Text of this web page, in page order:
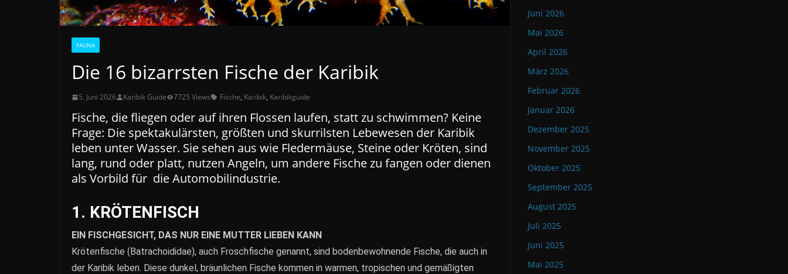
FAUNA
Die 16 bizarrsten Fische der Karibik
5. Juni 2026 Karibik Guide 7725 Views Fische, Karibik, Karibikguide
Fische, die fliegen oder auf ihren Flossen laufen, statt zu schwimmen? Keine
Frage: Die spektakulärsten, größten und skurrilsten Lebewesen der Karibik
leben unter Wasser. Sie sehen aus wie Fledermäuse, Steine oder Kröten, sind
lang, rund oder platt, nutzen Angeln, um andere Fische zu fangen oder dienen
als Vorbild für die Automobilindustrie.
1. KRÖTENFISCH
EIN FISCHGESICHT, DAS NUR EINE MUTTER LIEBEN KANN
Krötenfische (Batrachoididae), auch Froschfische genannt, sind bodenbewohnende Fische, die auch in
der Karibik leben. Diese dunkel, bräunlichen Fische kommen in warmen, tropischen und gemäßigten
Juni 2026
Mai 2026
April 2026
März 2026
Februar 2026
Januar 2026
Dezember 2025
November 2025
Oktober 2025
September 2025
August 2025
Juli 2025
Juni 2025
Mai 2025